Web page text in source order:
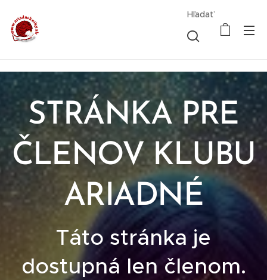
Hľadať
STRÁNKA PRE
ČLENOV KLUBU
ARIADNÉ
Táto stránka je
dostupná len členom.